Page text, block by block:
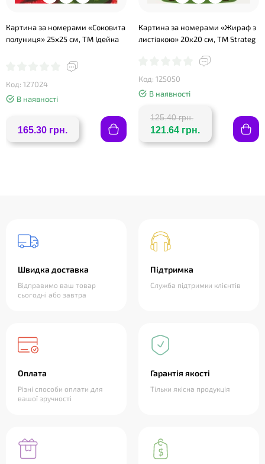
Картина за номерами «Соковита
полуниця» 25х25 см, ТМ Ідейка
Код: 127024
В наявності
165.30 грн.
Картина за номерами «Жираф з
листівкою» 20х20 см, ТМ Strateg
Код: 125050
В наявності
125.40 грн.
121.64 грн.
Швидка доставка
Відправимо ваш товар
сьогодні або завтра
Підтримка
Служба підтримки клієнтів
Оплата
Різні способи оплати для
вашої зручності
Гарантія якості
Тільки якісна продукція